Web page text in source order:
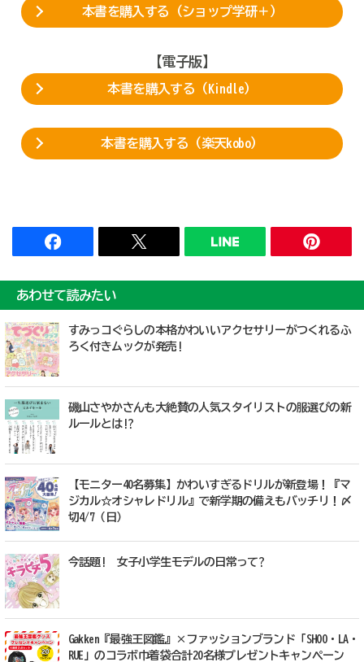
本書を購入する（ショップ学研＋）
【電子版】
本書を購入する（Kindle）
本書を購入する（楽天kobo）
あわせて読みたい
すみっコぐらしの本格かわいいアクセサリーがつくれるふ
ろく付きムックが発売!
磯山さやかさんも大絶賛の人気スタイリストの服選びの新
ルールとは!?
【モニター40名募集】かわいすぎるドリルが新登場！『マ
ジカル☆オシャレドリル』で新学期の備えもバッチリ！〆
切4/7（日）
今話題! 女子小学生モデルの日常って?
Gakken『最強王図鑑』×ファッションブランド「SHOO・LA・
RUE」のコラボ巾着袋合計20名様プレゼントキャンペーン